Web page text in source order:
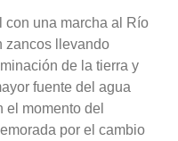
con una marcha al Río
zancos llevando
de la tierra y
fuente del agua
momento del
por el cambio